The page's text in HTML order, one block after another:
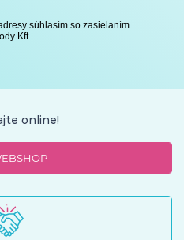
súhlasím so zasielaním
Kft.
online!